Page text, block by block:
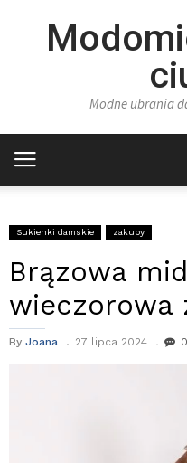
Modne ubrania
Sukienki damskie zakupy
Brązowa
wieczorowa
By Joana 27 lipca 2024 0